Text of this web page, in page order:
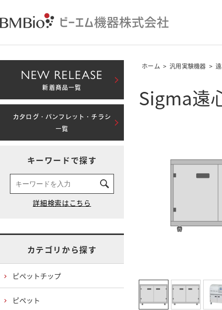
ホーム > 汎用実験機器 >
Sigma遠
NEW RELEASE
新着商品一覧
カタログ・パンフレット・チラシ
一覧
キーワードで探す
カテゴリから探す
ピペットチップ
ピペット